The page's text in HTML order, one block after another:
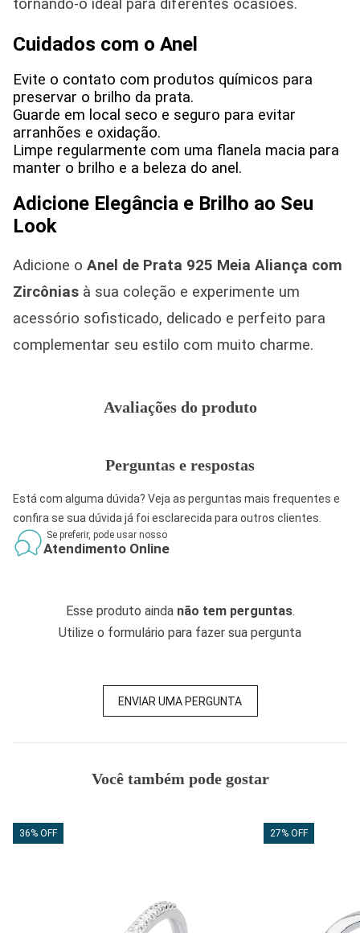
tornando-o ideal para diferentes ocasiões.
Cuidados com o Anel
Evite o contato com produtos químicos para
preservar o brilho da prata.
Guarde em local seco e seguro para evitar
arranhões e oxidação.
Limpe regularmente com uma flanela macia para
manter o brilho e a beleza do anel.
Adicione Elegância e Brilho ao Seu
Look
Adicione o Anel de Prata 925 Meia Aliança com
Zircônias à sua coleção e experimente um
acessório sofisticado, delicado e perfeito para
complementar seu estilo com muito charme.
Avaliações do produto
Perguntas e respostas
Está com alguma dúvida? Veja as perguntas mais frequentes e
confira se sua dúvida já foi esclarecida para outros clientes.
Se preferir, pode usar nosso
Atendimento Online
Esse produto ainda não tem perguntas.
Utilize o formulário para fazer sua pergunta
ENVIAR UMA PERGUNTA
Você também pode gostar
36% OFF 27% OFF